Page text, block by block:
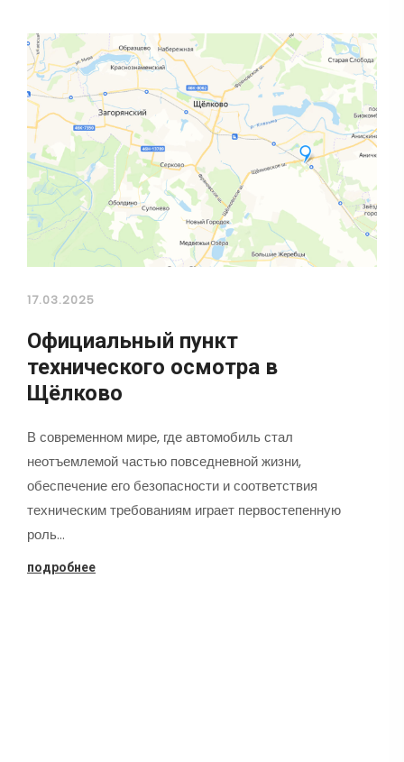
17.03.2025
Официальный пункт
технического осмотра в
Щёлково
В современном мире, где автомобиль стал
неотъемлемой частью повседневной жизни,
обеспечение его безопасности и соответствия
техническим требованиям играет первостепенную
роль…
подробнее